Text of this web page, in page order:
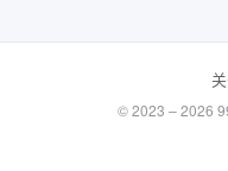
© 2023 – 2026